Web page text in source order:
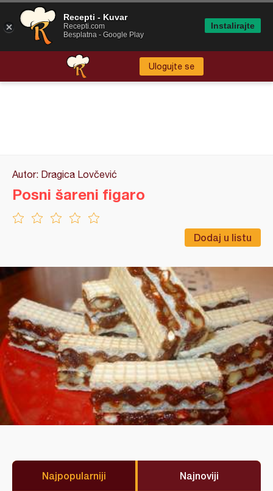
Ulogujte se
Autor: Dragica Lovčević
Dodaj u listu
Posni šareni figaro
Najpopularniji Najnoviji
Recepti - Kuvar
Recepti.com
Besplatna - Google Play
Instalirajte